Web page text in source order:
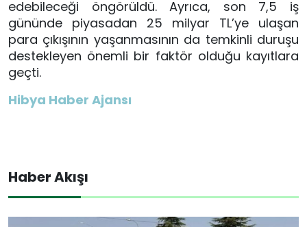
edebileceği öngörüldü. Ayrıca, son 7,5 iş
gününde piyasadan 25 milyar TL’ye ulaşan
para çıkışının yaşanmasının da temkinli duruşu
destekleyen önemli bir faktör olduğu kayıtlara
geçti.
Hibya Haber Ajansı
Haber Akışı